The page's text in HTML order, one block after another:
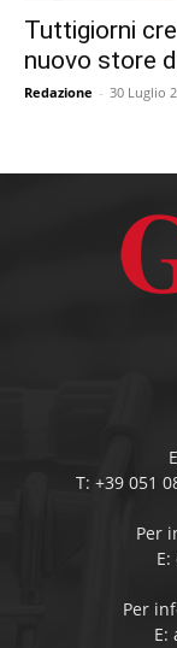
Tuttigiorni
nuovo store
Redazione - 30 Luglio
T: +39 051
Per
E:
Per
E: